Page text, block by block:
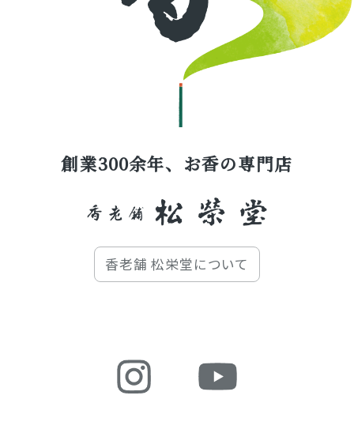
創業300余年、お香の専門店
香老舗 松栄堂について